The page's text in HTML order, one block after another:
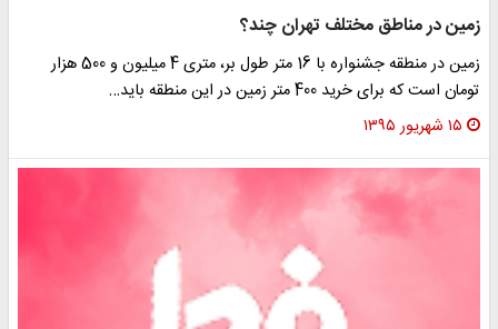
در مناطق مختلف تهران چند؟
زمین در منطقه جشنواره با 16 متر طول بر، متری 4 میلیون و 500 هزار
است که برای خرید 400 متر زمین در این منطقه باید…
۱۵ شهریور ۱۳۹۵